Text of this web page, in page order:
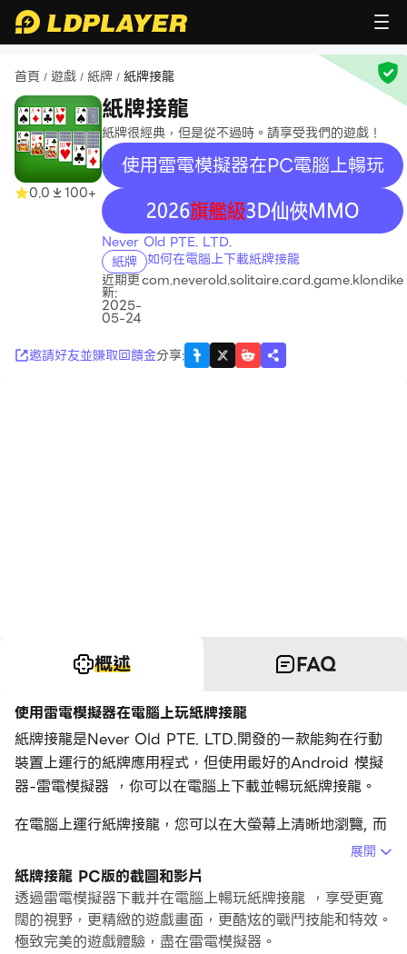
首頁 / 遊戲 / 紙牌 / 紙牌接龍
0.0 100+
紙牌接龍
紙牌很經典，但是從不過時。請享受我們的遊戲！
使用雷電模擬器在PC電腦上暢玩
recommend
Never Old PTE. LTD.
紙牌 如何在電腦上下載紙牌接龍
近期更
新:
2025-
05-24
com.neverold.solitaire.card.game.klondike
邀請好友並賺取回饋金分享:
概述 FAQ
使用雷電模擬器在電腦上玩紙牌接龍
紙牌接龍是Never Old PTE. LTD.開發的一款能夠在行動
裝置上運行的紙牌應用程式，但使用最好的Android 模擬
器-雷電模擬器 ，你可以在電腦上下載並暢玩紙牌接龍。
在電腦上運行紙牌接龍，您可以在大螢幕上清晰地瀏覽, 而
用滑鼠和鍵盤操控應用程式比用觸摸屏鍵盤要快得多，同時
你將永遠不必擔心設備的電量問題。
通過多開和同步功能，你甚至可以在PC上運行多個應用程
式和帳戶。
展開
紙牌接龍 PC版的截圖和影片
透過雷電模擬器下載并在電腦上暢玩紙牌接龍 ，享受更寬
闊的視野，更精緻的遊戲畫面，更酷炫的戰鬥技能和特效。
極致完美的遊戲體驗，盡在雷電模擬器。